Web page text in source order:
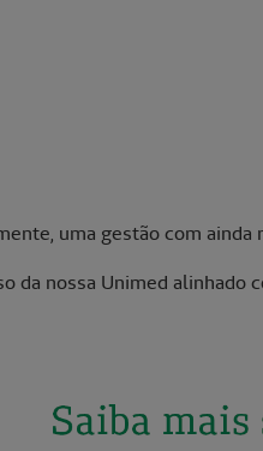
uma gestão com
da nossa Unimed